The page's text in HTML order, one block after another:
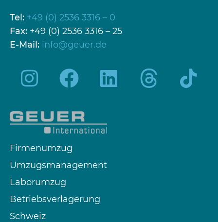
Tel: +49 (0) 2536 3316 – 0
Fax: +49 (0) 2536 3316 – 25
E-Mail: info@geuer.de
Firmenumzug
Umzugsmanagement
Laborumzug
Betriebsverlagerung
Schweiz